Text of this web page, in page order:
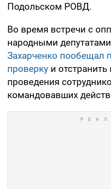
Подольском РОВД.
Во время встречи с
народными депутатами
Захарченко пообещал
проверку и
проведения
командовавших